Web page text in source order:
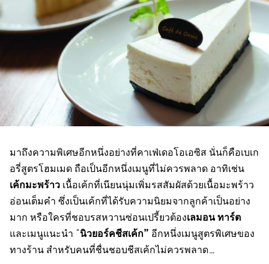
มาถึงความพิเศษอีกหนึ่งอย่างที่คาเฟ่เดอโอเอซิส นั่นก็คือเบเก
อรี่สูตรโฮมเมด ถือเป็นอีกหนึ่งเมนูที่ไม่ควรพลาด อาทิเช่น
เค้กมะพร้าว เนื้อเค้กที่เนียนนุ่มเพิ่มรสสัมผัสด้วยเนื้อมะพร้าว
อ่อนเต็มคำ ซึ่งเป็นเค้กที่ได้รับความนิยมจากลูกค้าเป็นอย่าง
มาก หรือใครที่ชอบรสหวานซ่อนเปรี้ยวต้องเลมอน ทาร์ต
และเมนูแนะนำ “นิวยอร์คชีสเค้ก” อีกหนึ่งเมนูสูตรพิเศษของ
ทางร้าน สำหรับคนที่ชื่นชอบชีสเค้กไม่ควรพลาด…